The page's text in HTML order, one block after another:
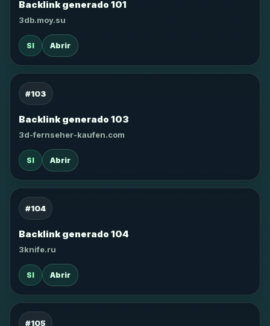
Backlink generado 101
3db.moy.su
SI Abrir
#103
Backlink generado 103
3d-fernseher-kaufen.com
SI Abrir
#104
Backlink generado 104
3knife.ru
SI Abrir
#105